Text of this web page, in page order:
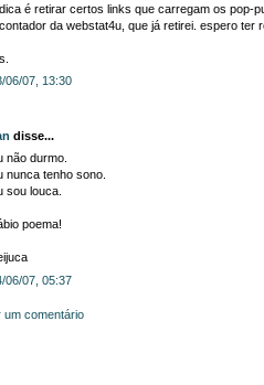
é retirar certos links que carregam os pop-
da webstat4u, que já retirei. espero ter
06/07, 13:30
disse...
não durmo.
nunca tenho sono.
sou louca.
poema!
06/07, 05:37
um comentário